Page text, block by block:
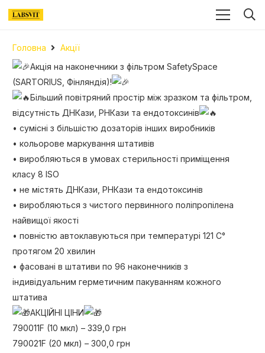
Головна
Акції
Акція на наконечники з фільтром SafetySpace
(SARTORIUS, Фінляндія)!
Більший повітряний простір між зразком та фільтром,
відсутність ДНКази, РНКази та ендотоксинів
• сумісні з більшістю дозаторів інших виробників
• кольорове маркування штативів
• виробляються в умовах стерильності приміщення
класу 8 ISO
• не містять ДНКази, РНКази та ендотоксинів
• виробляються з чистого первинного поліпропілена
найвищої якості
• повністю автоклавуються при температурі 121 С°
протягом 20 хвилин
• фасовані в штативи по 96 наконечників з
індивідуальним герметичним пакуванням кожного
штатива
АКЦІЙНІ ЦІНИ
790011F (10 мкл) – 339,0 грн
790021F (20 мкл) – 300,0 грн